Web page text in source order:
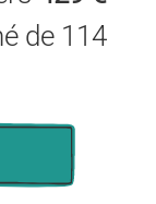
de 114